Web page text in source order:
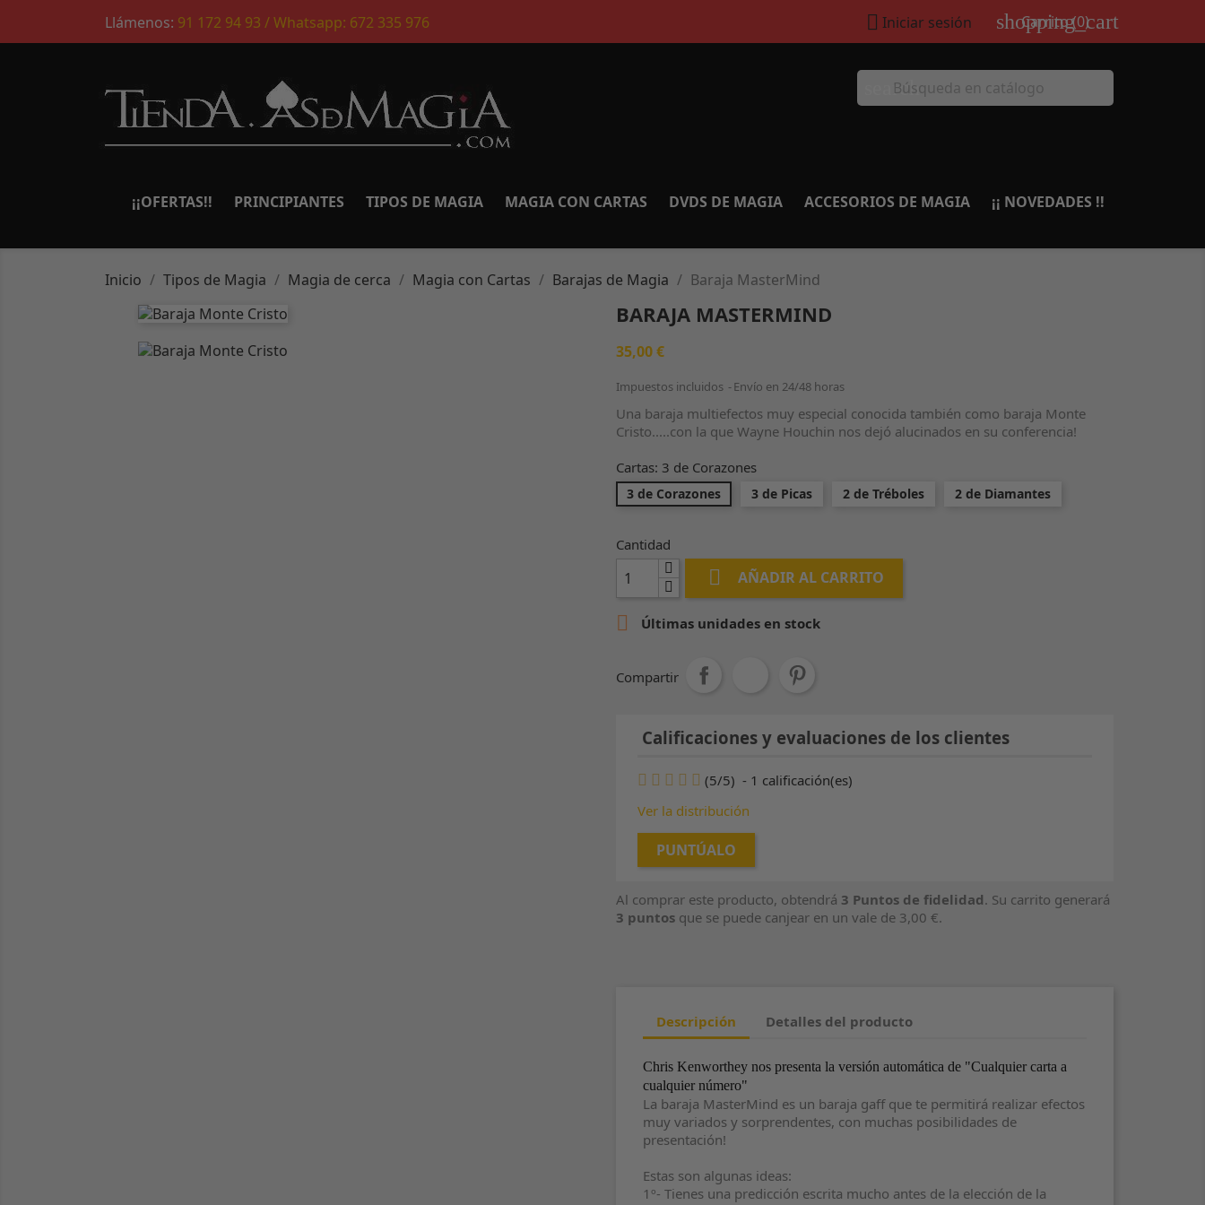
Llámenos: 91 172 94 93 / Whatsapp: 672 335 976  Iniciar sesión shopping_cart
Carrito(0)
search
¡¡OFERTAS!! PRINCIPIANTES TIPOS DE MAGIA MAGIA CON CARTAS DVDS DE MAGIA ACCESORIOS DE MAGIA ¡¡ NOVEDADES !!
Inicio Tipos de Magia Magia de cerca Magia con Cartas Barajas de Magia Baraja MasterMind
BARAJA MASTERMIND
35,00 €
Impuestos incluidos Envío en 24/48 horas
Una baraja multiefectos muy especial conocida también como baraja Monte
Cristo.....con la que Wayne Houchin nos dejó alucinados en su conferencia!
Cartas: 3 de Corazones
3 de Corazones 3 de Picas 2 de Tréboles 2 de Diamantes
Cantidad
 AÑADIR AL CARRITO
 Últimas unidades en stock
Compartir
Calificaciones y evaluaciones de los clientes
(5/5) - 1 calificación(es)
Ver la distribución
PUNTÚALO
Al comprar este producto, obtendrá 3 Puntos de fidelidad. Su carrito generará
3 puntos que se puede canjear en un vale de 3,00 €.
Descripción Detalles del producto
Chris Kenworthey nos presenta la versión automática de "Cualquier carta a
cualquier número"
La baraja MasterMind es un baraja gaff que te permitirá realizar efectos
muy variados y sorprendentes, con muchas posibilidades de
presentación!
Estas son algunas ideas:
1º- Tienes una predicción escrita mucho antes de la elección de la